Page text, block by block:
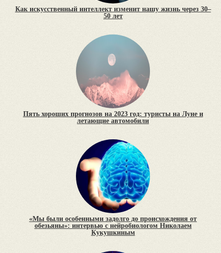
Как искусственный интеллект изменит нашу жизнь через 30–
50 лет
Пять хороших прогнозов на 2023 год: туристы на Луне и
летающие автомобили
«Мы были особенными задолго до происхождения от
обезьяны»: интервью с нейробиологом Николаем
Кукушкиным